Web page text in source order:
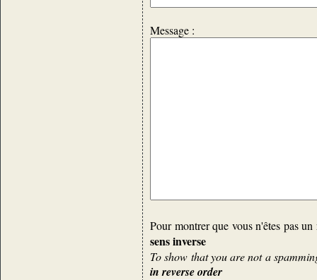
Message :
Pour montrer que vous n'êtes pas
sens inverse
To show that you are not a
in reverse order